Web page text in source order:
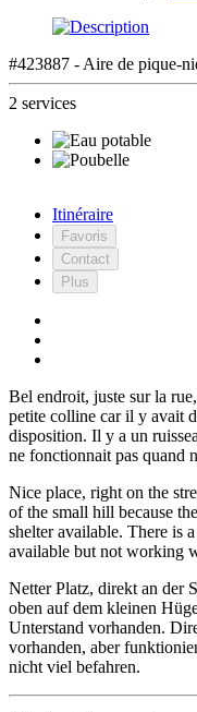
#423887 - Aire de pique-
2 services
Itinéraire
Favoris
Contact
Plus
Bel endroit, juste sur la
petite colline car il y avait
disposition. Il y a un
ne fonctionnait pas quand
Nice place, right on the
of the small hill because
shelter available. There is
available but not working
Netter Platz, direkt an der
oben auf dem kleinen
Unterstand vorhanden.
vorhanden, aber
nicht viel befahren.